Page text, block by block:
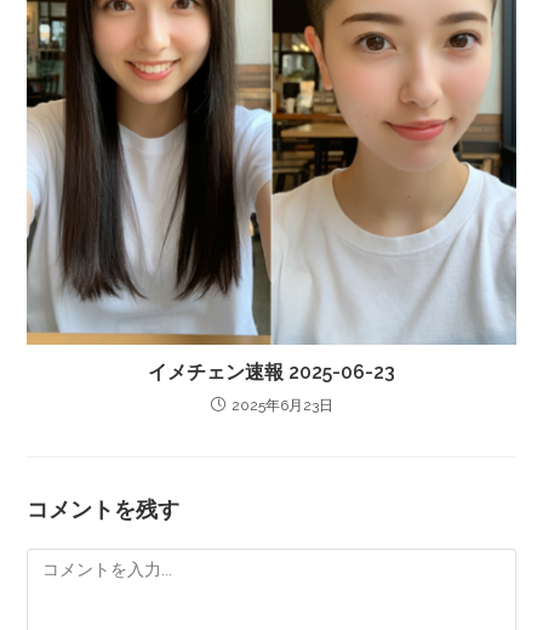
イメチェン速報 2025-06-23
2025年6月23日
コメントを残す